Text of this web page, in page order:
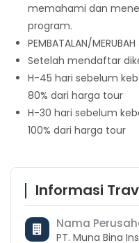
memahami dan
program.
PEMBATALAN/
Setelah mendaftar
H-45 hari sebelum
80% dari harga tour
H-30 hari sebelum
100% dari harga tour
Informasi
Nama
PT. Muna Bina